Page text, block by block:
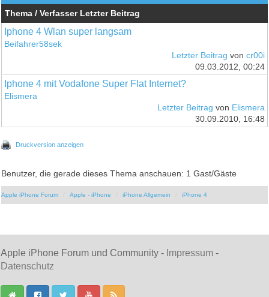
Thema / Verfasser Letzter Beitrag
Iphone 4 Wlan super langsam
Beifahrer58sek
Letzter Beitrag von cr00i
09.03.2012, 00:24
Iphone 4 mit Vodafone Super Flat Internet?
Elismera
Letzter Beitrag von Elismera
30.09.2010, 16:48
Druckversion anzeigen
Benutzer, die gerade dieses Thema anschauen: 1 Gast/Gäste
Apple iPhone Forum Apple - iPhone iPhone Allgemein iPhone 4
Apple iPhone Forum und Community - Impressum -
Datenschutz